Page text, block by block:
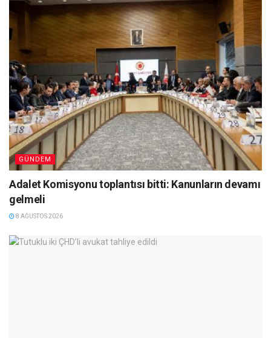
GÜNDEM
Adalet Komisyonu toplantısı bitti: Kanunların devamı
gelmeli
8 AĞUSTOS 2026